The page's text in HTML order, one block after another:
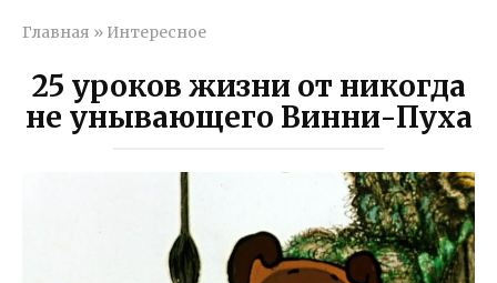
Главная » Интересное
25 уроков жизни от никогда
не унывающего Винни-Пуха